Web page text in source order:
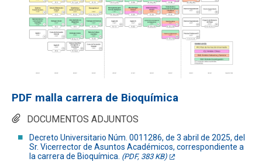
Funcionarios Egresados
DOCUMENTOS ADJUNTOS
Decreto Universitario Núm. 0011286, de 3 abril de 2025, del
Sr. Vicerrector de Asuntos Académicos, correspondiente a
la carrera de Bioquímica. (PDF, 383 KB)
PDF malla carrera de Bioquímica